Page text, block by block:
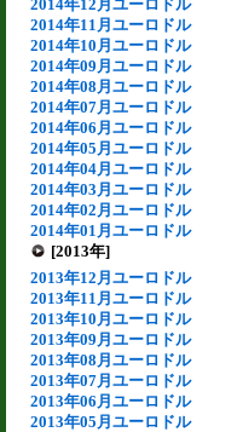
2014年12月ユーロドル
2014年11月ユーロドル
2014年10月ユーロドル
2014年09月ユーロドル
2014年08月ユーロドル
2014年07月ユーロドル
2014年06月ユーロドル
2014年05月ユーロドル
2014年04月ユーロドル
2014年03月ユーロドル
2014年02月ユーロドル
2014年01月ユーロドル
[2013年]
2013年12月ユーロドル
2013年11月ユーロドル
2013年10月ユーロドル
2013年09月ユーロドル
2013年08月ユーロドル
2013年07月ユーロドル
2013年06月ユーロドル
2013年05月ユーロドル